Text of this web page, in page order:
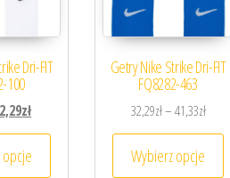
Dri-FIT
100
cena wynosiła: 33,58zł.
złAktualna cena wynosi: 32,29zł.
Ten produkt ma wiele wariantów.
Getry Nike Strike Dri-FIT
FQ8282-463
32,29zł–41,33zł
Wybierz opcje